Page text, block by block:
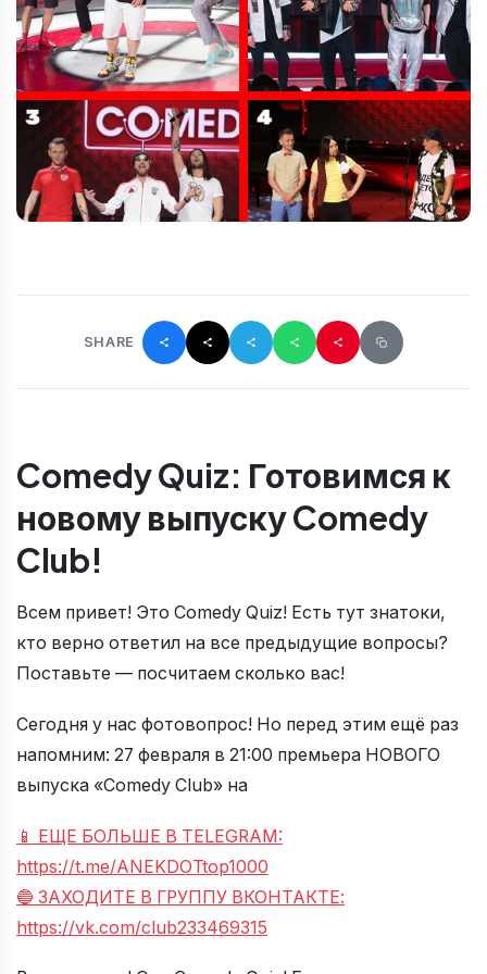
SHARE
Comedy Quiz: Готовимся к
новому выпуску Comedy
Club!
Всем привет! Это Comedy Quiz! Есть тут знатоки,
кто верно ответил на все предыдущие вопросы?
Поставьте — посчитаем сколько вас!
Сегодня у нас фотовопрос! Но перед этим ещё раз
напомним: 27 февраля в 21:00 премьера НОВОГО
выпуска «Comedy Club» на
📱 ЕЩЕ БОЛЬШЕ В TELEGRAM:
https://t.me/ANEKDOTtop1000
🔵 ЗАХОДИТЕ В ГРУППУ ВКОНТАКТЕ:
https://vk.com/club233469315